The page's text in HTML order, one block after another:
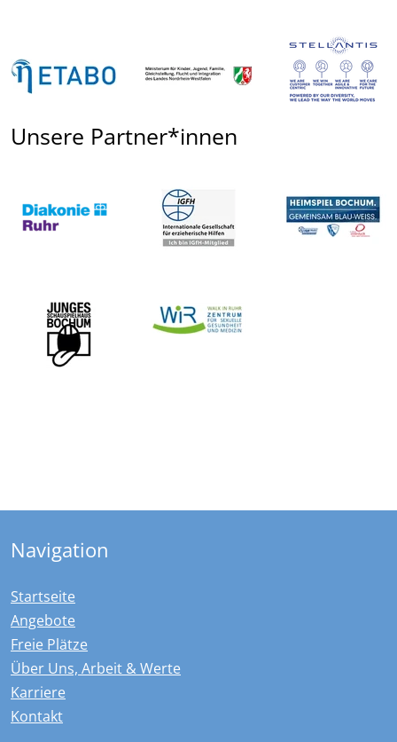
Unsere Partner*innen
Navigation
Startseite
Angebote
Freie Plätze
Über Uns, Arbeit & Werte
Karriere
Kontakt